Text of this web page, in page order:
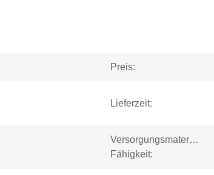
Preis:
Lieferzeit:
Versorgungsmaterial-
Fähigkeit: